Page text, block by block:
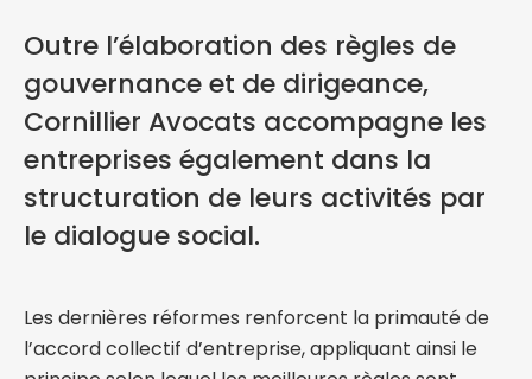
Outre l’élaboration des règles de
gouvernance et de dirigeance,
Cornillier Avocats accompagne les
entreprises également dans la
structuration de leurs activités par
le dialogue social.
Les dernières réformes renforcent la primauté de
l’accord collectif d’entreprise, appliquant ainsi le